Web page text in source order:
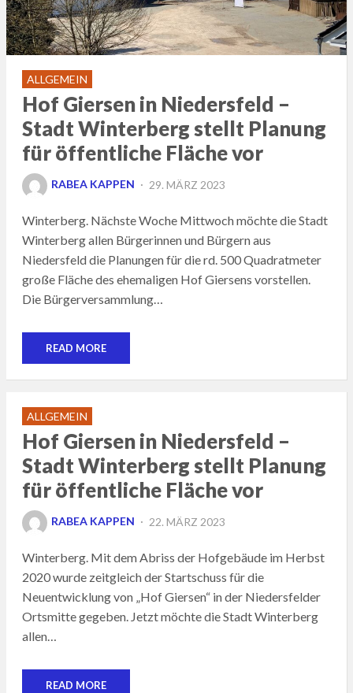
ALLGEMEIN
Hof Giersen in Niedersfeld –
Stadt Winterberg stellt Planung
für öffentliche Fläche vor
RABEA KAPPEN
POSTED
29. MÄRZ 2023
Winterberg. Nächste Woche Mittwoch möchte die Stadt
Winterberg allen Bürgerinnen und Bürgern aus
Niedersfeld die Planungen für die rd. 500 Quadratmeter
große Fläche des ehemaligen Hof Giersens vorstellen.
Die Bürgerversammlung…
READ MORE
ALLGEMEIN
Hof Giersen in Niedersfeld –
Stadt Winterberg stellt Planung
für öffentliche Fläche vor
RABEA KAPPEN
POSTED
22. MÄRZ 2023
Winterberg. Mit dem Abriss der Hofgebäude im Herbst
2020 wurde zeitgleich der Startschuss für die
Neuentwicklung von „Hof Giersen“ in der Niedersfelder
Ortsmitte gegeben. Jetzt möchte die Stadt Winterberg
allen…
READ MORE